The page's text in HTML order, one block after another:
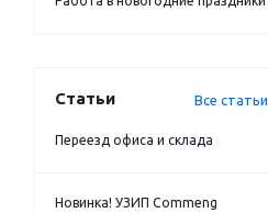
Статьи Все статьи
Переезд офиса и склада
Новинка! УЗИП Commeng